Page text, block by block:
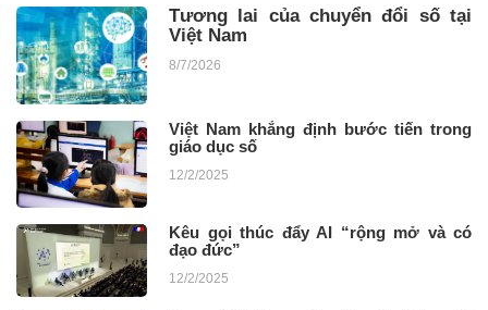
Tương lai của chuyển đổi số tại
Việt Nam
8/7/2026
Việt Nam khẳng định bước tiến trong
giáo dục số
12/2/2025
Kêu gọi thúc đẩy AI “rộng mở và có
đạo đức”
12/2/2025